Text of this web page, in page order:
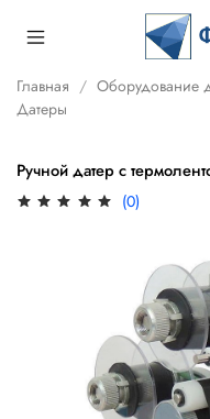
Главная
Оборудование
Датеры
Ручной датер с
(0)